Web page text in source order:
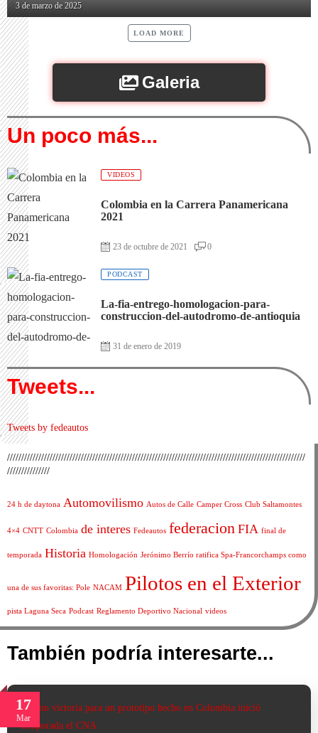
3 de marzo de 2025
LOAD MORE
Galeria
Un poco más...
VIDEOS
Colombia en la Carrera Panamericana
2021
23 de octubre de 2021 0
PODCAST
La-fia-entrego-homologacion-para-
construccion-del-autodromo-de-antioquia
31 de enero de 2019
Tweets...
Tweets by fedeautos
/////////////////////////////////////////////////////////////////////////////////////////////////////////
///////////////
24 h de daytona Automovilismo Autos de Calle Camper Cross Club Saltamontes
4×4 CNTT Colombia de interes Fedeautos federacion FIA final de
temporada Historia Homologación Jerónimo Berrío ratifica Spa-Francorchamps como
una de sus favoritas: Pole NACAM Pilotos en el Exterior
pista Laguna Seca Podcast Reglamento Deportivo Nacional videos
También podría interesarte...
17
Mar